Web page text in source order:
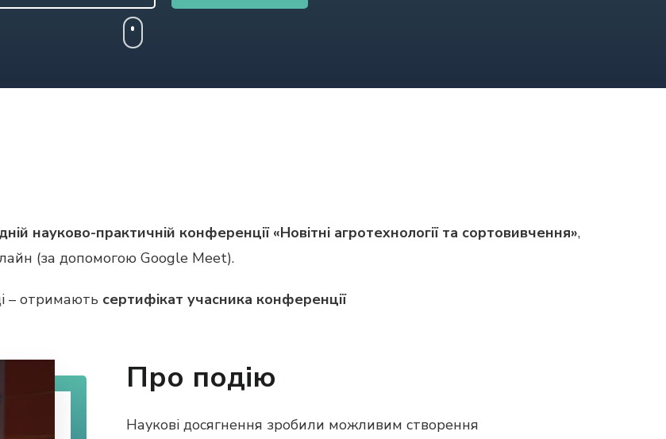
науково-практичній конференції «Новітні агротехнології та сортовивчення»,
(за допомогою Google Meet).
– отримають сертифікат учасника конференції
Про подію
Наукові досягнення зробили можливим створення